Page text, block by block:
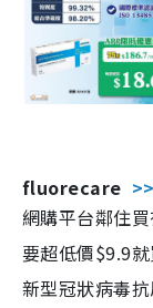
fluorecare
網購平台鄰住
要超低價$9.9
新型冠狀病毒